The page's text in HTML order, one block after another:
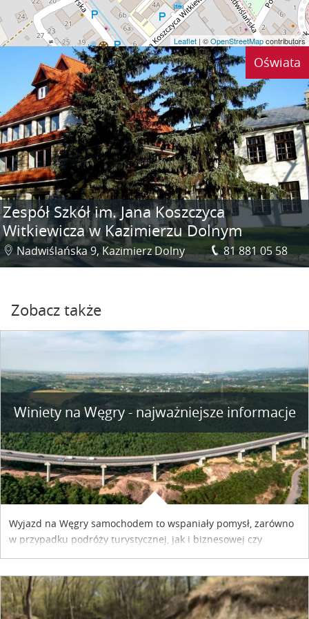
Leaflet | ©OpenStreetMapcontributors
Oświata
Zespół Szkół im. Jana Koszczyca
Witkiewicza w Kazimierzu Dolnym
Nadwiślańska 9, Kazimierz Dolny 81 881 05 58
Zobacz także
Winiety na Węgry - najważniejsze informacje
Wyjazd na Węgry samochodem to wspaniały pomysł, zarówno
w przypadku podróży turystycznej, jak i biznesowej czy
służbowej. Pamiętać tylko trzeba o wykupieniu winiety, co
współpracy reklamowej z Hungary Vignette.